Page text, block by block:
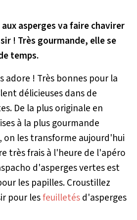
asperges va faire chavirer
! Très gourmande, elle se
temps.
adore ! Très bonnes pour la
délicieuses dans de
De la plus originale en
à la plus gourmande
, on les transforme aujourd'hui
très frais à l'heure de l'apéro
d'asperges vertes est
les papilles. Croustillez
pour lesfeuilletésd'asperges